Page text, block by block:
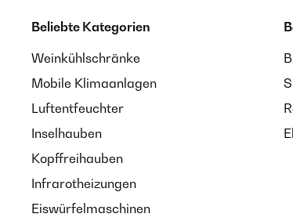
Beliebte Kategorien
Weinkühlschränke
Mobile Klimaanlagen
Luftentfeuchter
Inselhauben
Kopffreihauben
Infrarotheizungen
Eiswürfelmaschinen